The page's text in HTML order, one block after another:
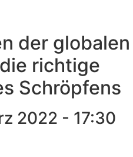
der globalen
richtige
Schröpfens
2022 - 17:30